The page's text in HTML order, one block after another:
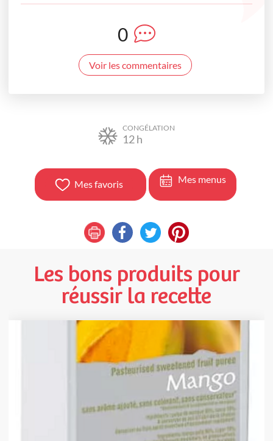
0
Voir les commentaires
CONGÉLATION
12h
Mes favoris Mes menus
Les bons produits pour
réussir la recette